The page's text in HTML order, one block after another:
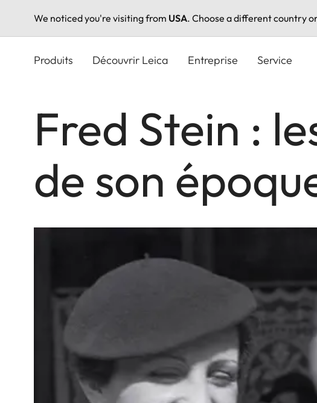
We noticed you're visiting from USA. Choose a different country
Produits Découvrir Leica Entreprise Service
Fred Stein :
de son